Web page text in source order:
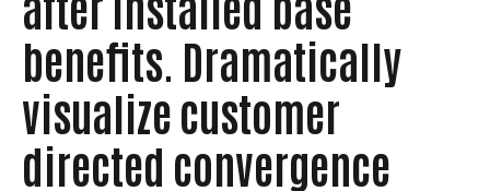
benefits. Dramatically
visualize customer
directed convergence